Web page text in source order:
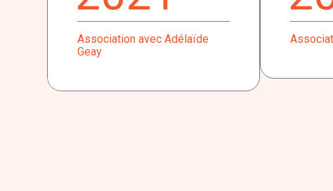
Association avec Adélaïde
Geay